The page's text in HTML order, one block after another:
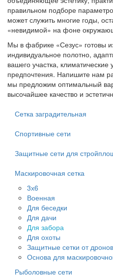
правильном подборе
может служить многие годы,
«невидимой» на фоне
Мы в фабрике «Сезус» готовы
индивидуальное полотно,
вашего участка, климатические
предпочтения. Напишите нам
мы предложим оптимальный
высочайшее качество и
Сетка заградительная
Спортивные сети
Защитные сети для
Маскировочная сетка
3х6
Военная
Для беседки
Для дачи
Для забора
Для охоты
Защитные сетки от
Основа для
Рыболовные сети